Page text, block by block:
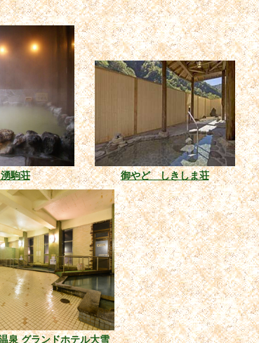
駒荘 御やど しきしま荘
泉 グランドホテル大雪